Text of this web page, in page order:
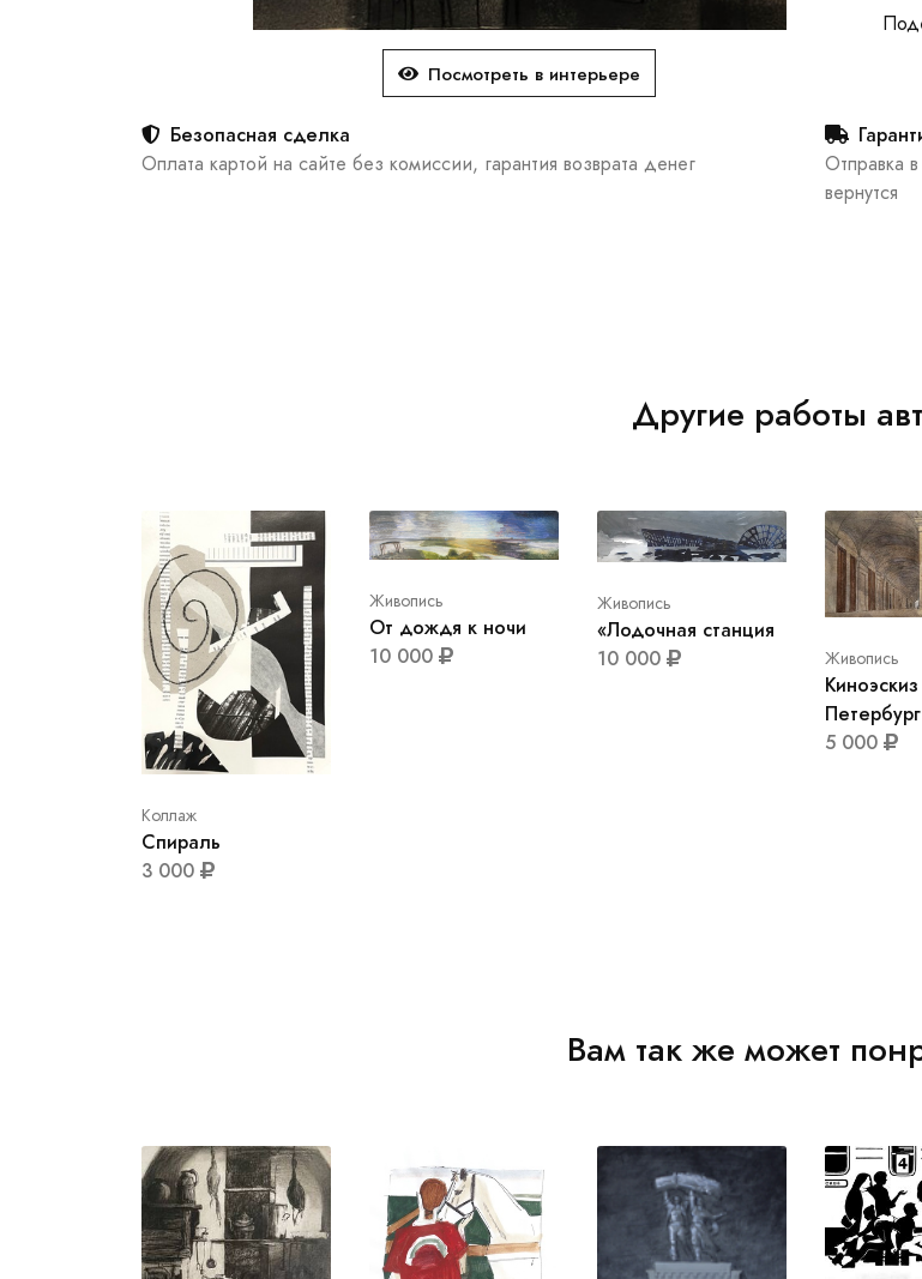
Посмотреть в интерьере
Безопасная сделка
Оплата картой на сайте без комиссии, гарантия возврата денег
Отправка
вернутся
Другие работы
Коллаж
Спираль
3 000
Живопись
От дождя к ночи
10 000
Живопись
«Лодочная станция
10 000
Живопись
5 000
Вам так же может